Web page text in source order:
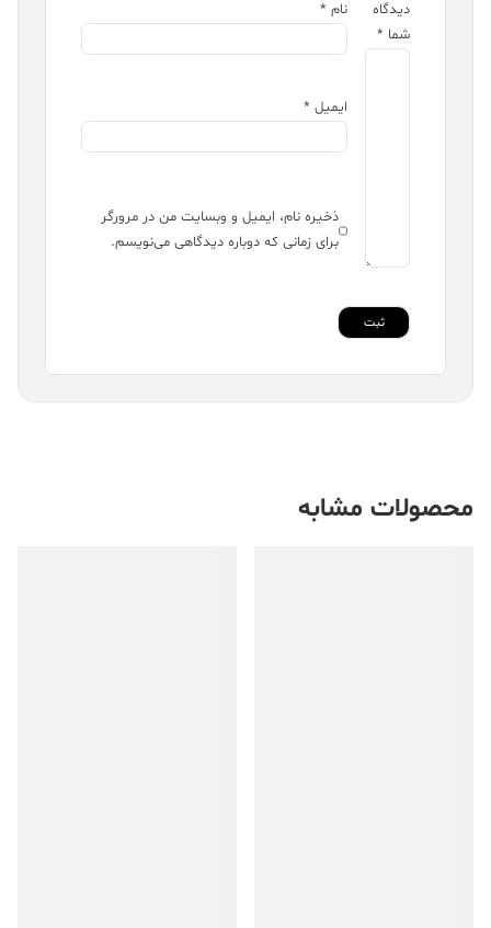
دیدگاه
شما *
نام *
ایمیل *
ذخیره نام، ایمیل و وبسایت من در مرورگر
برای زمانی که دوباره دیدگاهی می‌نویسم.
محصولات مشابه